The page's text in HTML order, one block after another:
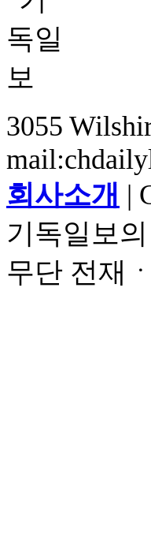
3055
회사소개 |
기독일보
무단 전재